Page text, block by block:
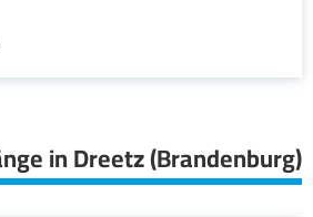
in Dreetz (Brandenburg)